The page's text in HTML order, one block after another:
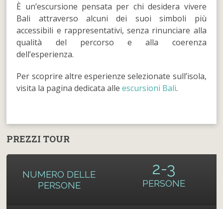
È un’escursione pensata per chi desidera vivere
Bali attraverso alcuni dei suoi simboli più
accessibili e rappresentativi, senza rinunciare alla
qualità del percorso e alla coerenza
dell’esperienza.
Per scoprire altre esperienze selezionate sull’isola,
visita la pagina dedicata alleescursioni Bali.
PREZZI TOUR
NUMERO DELLE
PERSONE
2-3
PERSONE